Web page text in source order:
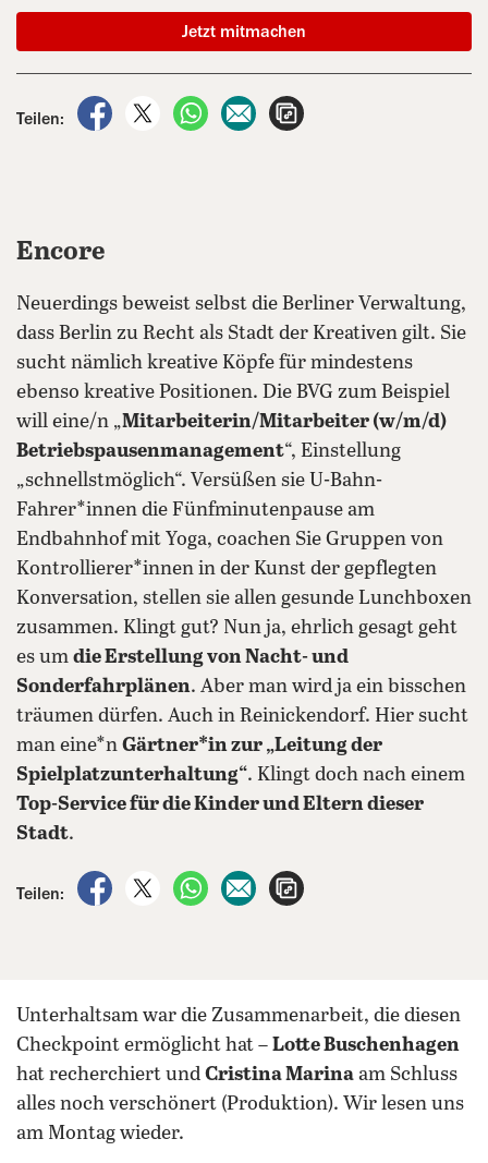
Jetzt mitmachen
Teilen:
auf Facebook teilen
auf X teilenper WhatsApp teilen
per E-Mail teilen
Encore
Neuerdings beweist selbst die Berliner Verwaltung,
dass Berlin zu Recht als Stadt der Kreativen gilt. Sie
sucht nämlich kreative Köpfe für mindestens
ebenso kreative Positionen. Die BVG zum Beispiel
will eine/n „Mitarbeiterin/Mitarbeiter (w/m/d)
Betriebspausenmanagement“, Einstellung
„schnellstmöglich“. Versüßen sie U-Bahn-
Fahrer*innen die Fünfminutenpause am
Endbahnhof mit Yoga, coachen Sie Gruppen von
Kontrollierer*innen in der Kunst der gepflegten
Konversation, stellen sie allen gesunde Lunchboxen
zusammen. Klingt gut? Nun ja, ehrlich gesagt geht
es um die Erstellung von Nacht- und
Sonderfahrplänen. Aber man wird ja ein bisschen
träumen dürfen. Auch in Reinickendorf. Hier sucht
man eine*n Gärtner*in zur „Leitung der
Spielplatzunterhaltung“. Klingt doch nach einem
Top-Service für die Kinder und Eltern dieser
Stadt.
Teilen:
auf Facebook teilen
auf X teilenper WhatsApp teilen
per E-Mail teilen
Unterhaltsam war die Zusammenarbeit, die diesen
Checkpoint ermöglicht hat – Lotte Buschenhagen
hat recherchiert und Cristina Marina am Schluss
alles noch verschönert (Produktion). Wir lesen uns
am Montag wieder.